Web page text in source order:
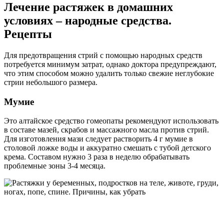
Лечение растяжек в домашних
условиях – народные средства.
Рецепты
Для предотвращения стрий с помощью народных средств
потребуется минимум затрат, однако доктора предупреждают,
что этим способом можно удалить только свежие неглубокие
стрии небольшого размера.
Мумие
Это алтайское средство гомеопаты рекомендуют использовать
в составе мазей, скрабов и массажного масла против стрий.
Для изготовления мази следует растворить 4 г мумие в
столовой ложке воды и аккуратно смешать с тубой детского
крема. Составом нужно 3 раза в неделю обрабатывать
проблемные зоны 3-4 месяца.